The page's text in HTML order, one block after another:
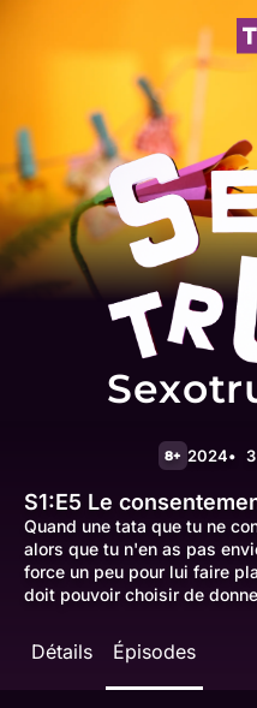
8+ 2024
S1:E5 Le
Quand une tata que tu ne
alors que tu n'en as pas
force un peu pour lui faire
doit pouvoir choisir de
Détails Épisodes